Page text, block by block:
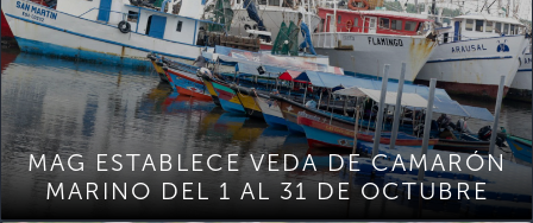
MAG ESTABLECE VEDA DE CAMARÓN
MARINO DEL 1 AL 31 DE OCTUBRE